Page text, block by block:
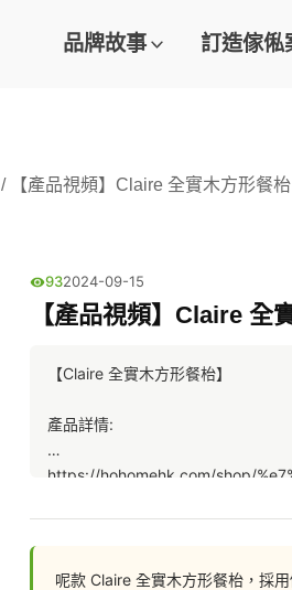
品牌故事 訂造傢俬
/ 【產品視頻】Claire 全實木方形餐
932024-09-15
【產品視頻】Claire
【Claire 全實木方形餐枱】
產品詳情:
https://hohomehk.com/shop/
呢款 Claire 全實木方形餐枱，採